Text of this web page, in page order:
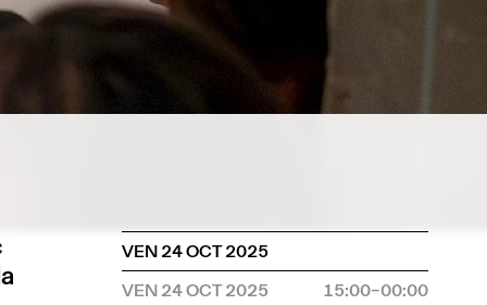
VEN 24 OCT 2025
VEN 24 OCT 2025
15:00–00:00